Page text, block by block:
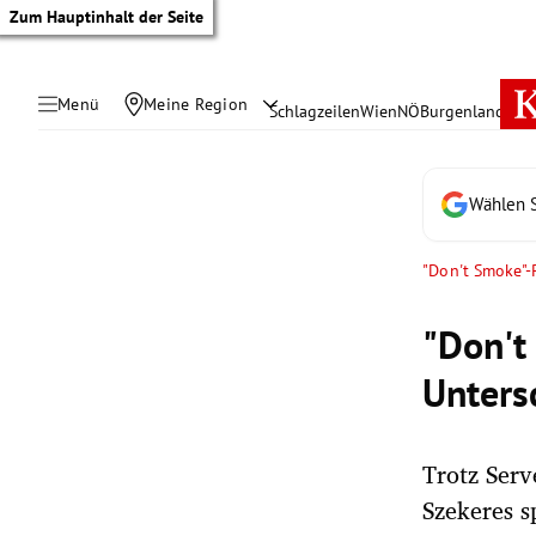
Zum Hauptinhalt der Seite
Menü Meine Region SchlagzeilenWienNÖBurgenland
Wählen
"Don't
"Don't
Trotz
Szekeres